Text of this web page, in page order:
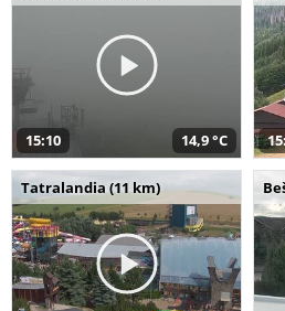
15:10 14,9 °C
Tatralandia (11 km)